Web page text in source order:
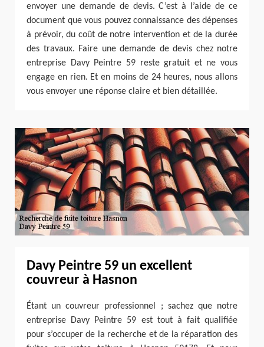
envoyer une demande de devis. C’est à l’aide de ce
document que vous pouvez connaissance des dépenses
à prévoir, du coût de notre intervention et de la durée
des travaux. Faire une demande de devis chez notre
entreprise Davy Peintre 59 reste gratuit et ne vous
engage en rien. Et en moins de 24 heures, nous allons
vous envoyer une réponse claire et bien détaillée.
Davy Peintre 59 un excellent
couvreur à Hasnon
Étant un couvreur professionnel ; sachez que notre
entreprise Davy Peintre 59 est tout à fait qualifiée
pour s’occuper de la recherche et de la réparation des